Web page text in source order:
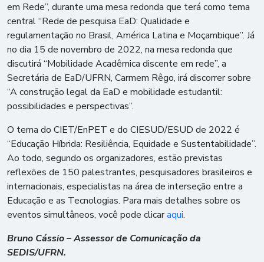
em Rede”, durante uma mesa redonda que terá como tema
central “Rede de pesquisa EaD: Qualidade e
regulamentação no Brasil, América Latina e Moçambique”. Já
no dia 15 de novembro de 2022, na mesa redonda que
discutirá “Mobilidade Acadêmica discente em rede”, a
Secretária de EaD/UFRN, Carmem Rêgo, irá discorrer sobre
“A construção legal da EaD e mobilidade estudantil:
possibilidades e perspectivas”.
O tema do CIET/EnPET e do CIESUD/ESUD de 2022 é
“Educação Híbrida: Resiliência, Equidade e Sustentabilidade”.
Ao todo, segundo os organizadores, estão previstas
reflexões de 150 palestrantes, pesquisadores brasileiros e
internacionais, especialistas na área de interseção entre a
Educação e as Tecnologias. Para mais detalhes sobre os
eventos simultâneos, você pode clicaraqui.
Bruno Cássio – Assessor de Comunicação da
SEDIS/UFRN.